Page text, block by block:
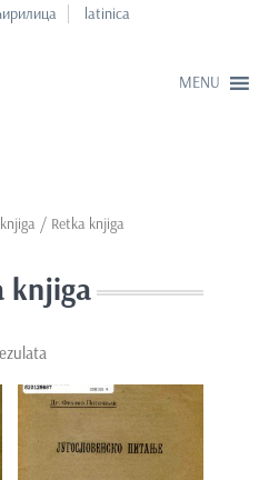
latinica
/ Retka knjiga
knjiga